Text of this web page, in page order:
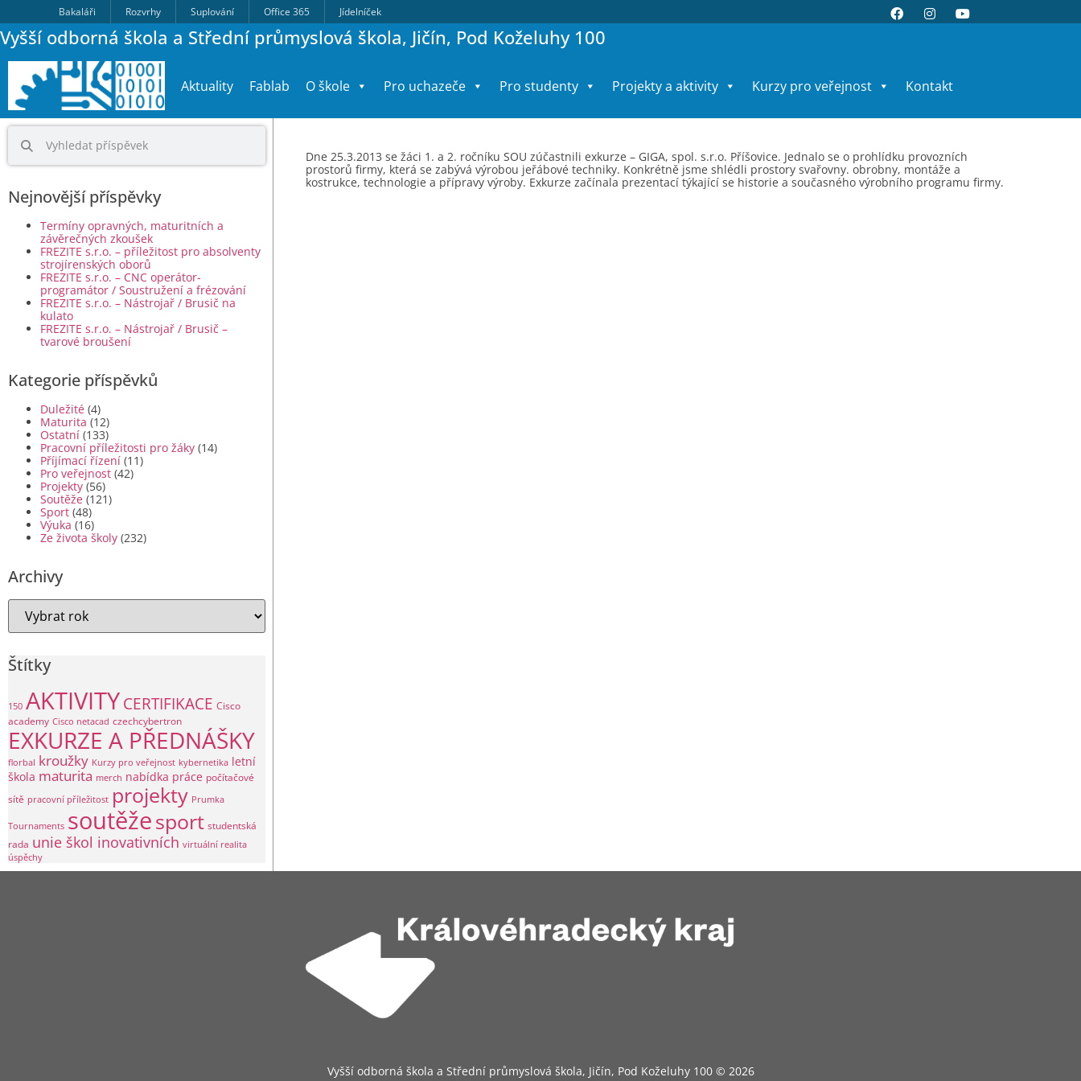
Bakaláři Rozvrhy Suplování Office 365 Jídelníček
Vyšší odborná škola a Střední průmyslová škola, Jičín, Pod Koželuhy 100
Aktuality Fablab O škole Pro uchazeče Pro studenty Projekty a aktivity Kurzy pro veřejnost Kontakt
Nejnovější příspěvky
Termíny opravných, maturitních a
závěrečných zkoušek
FREZITE s.r.o. – příležitost pro absolventy
strojírenských oborů
FREZITE s.r.o. – CNC operátor-
programátor / Soustružení a frézování
FREZITE s.r.o. – Nástrojař / Brusič na
kulato
FREZITE s.r.o. – Nástrojař / Brusič –
tvarové broušení
Kategorie příspěvků
Duležité (4)
Maturita (12)
Ostatní (133)
Pracovní příležitosti pro žáky (14)
Příjímací řízení (11)
Pro veřejnost (42)
Projekty (56)
Soutěže (121)
Sport (48)
Výuka (16)
Ze života školy (232)
Archivy
Štítky
150 AKTIVITYCERTIFIKACE Cisco
academy Cisco netacad czechcybertron
EXKURZE A PŘEDNÁŠKY
florbal kroužky Kurzy pro veřejnost kybernetika letní
škola maturita merch nabídka práce počítačové
sítě pracovní příležitost projekty Prumka
Tournaments soutěžesport studentská
rada unie škol inovativních virtuální realita
úspěchy
Dne 25.3.2013 se žáci 1. a 2. ročníku SOU zúčastnili exkurze – GIGA, spol. s.r.o. Příšovice. Jednalo se o prohlídku provozních
prostorů firmy, která se zabývá výrobou jeřábové techniky. Konkrétně jsme shlédli prostory svařovny. obrobny, montáže a
kostrukce, technologie a přípravy výroby. Exkurze začínala prezentací týkající se historie a současného výrobního programu firmy.
Vyšší odborná škola a Střední průmyslová škola, Jičín, Pod Koželuhy 100 © 2026